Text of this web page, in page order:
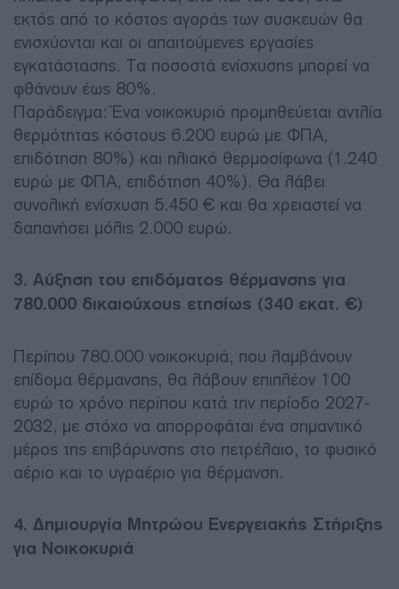
εκτός από το κόστος αγοράς των συσκευών θα
ενισχύονται και οι απαιτούμενες εργασίες
εγκατάστασης. Τα ποσοστά ενίσχυσης μπορεί να
φθάνουν έως 80%.
Παράδειγμα: Ένα νοικοκυριό προμηθεύεται αντλία
θερμότητας κόστους 6.200 ευρώ με ΦΠΑ,
επιδότηση 80%) και ηλιακό θερμοσίφωνα (1.240
ευρώ με ΦΠΑ, επιδότηση 40%). Θα λάβει
συνολική ενίσχυση 5.450 € και θα χρειαστεί να
δαπανήσει μόλις 2.000 ευρώ.
3. Αύξηση του επιδόματος θέρμανσης για
780.000 δικαιούχους ετησίως (340 εκατ. €)
Περίπου 780.000 νοικοκυριά, που λαμβάνουν
επίδομα θέρμανσης, θα λάβουν επιπλέον 100
ευρώ το χρόνο περίπου κατά την περίοδο 2027-
2032, με στόχο να απορροφάται ένα σημαντικό
μέρος της επιβάρυνσης στο πετρέλαιο, το φυσικό
αέριο και το υγραέριο για θέρμανση.
4. Δημιουργία Μητρώου Ενεργειακής Στήριξης
για Νοικοκυριά